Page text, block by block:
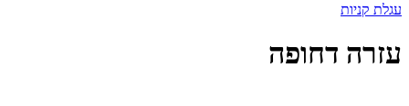
עגלת קניות
עזרה דחופה